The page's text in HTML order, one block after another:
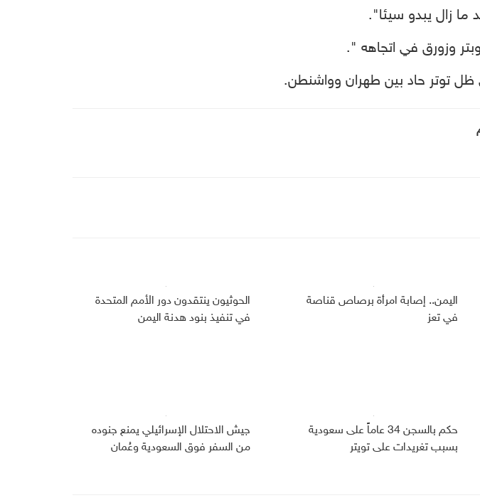
ما زال يبدو سيئا".
وزورق في اتجاهه ".
ظل توتر حاد بين طهران وواشنطن.
اليمن.. إصابة امرأة برصاص قناصة
في تعز
الحوثيون ينتقدون دور الأمم المتحدة
في تنفيذ بنود هدنة اليمن
حكم بالسجن 34 عاماً على سعودية
بسبب تغريدات على تويتر
جيش الاحتلال الإسرائيلي يمنع جنوده
من السفر فوق السعودية وعُمان